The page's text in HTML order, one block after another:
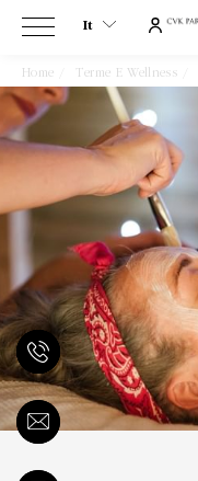
It
Tr
Es
Ar
Fa
Ru
He
Fr
Home Terme E Wellness